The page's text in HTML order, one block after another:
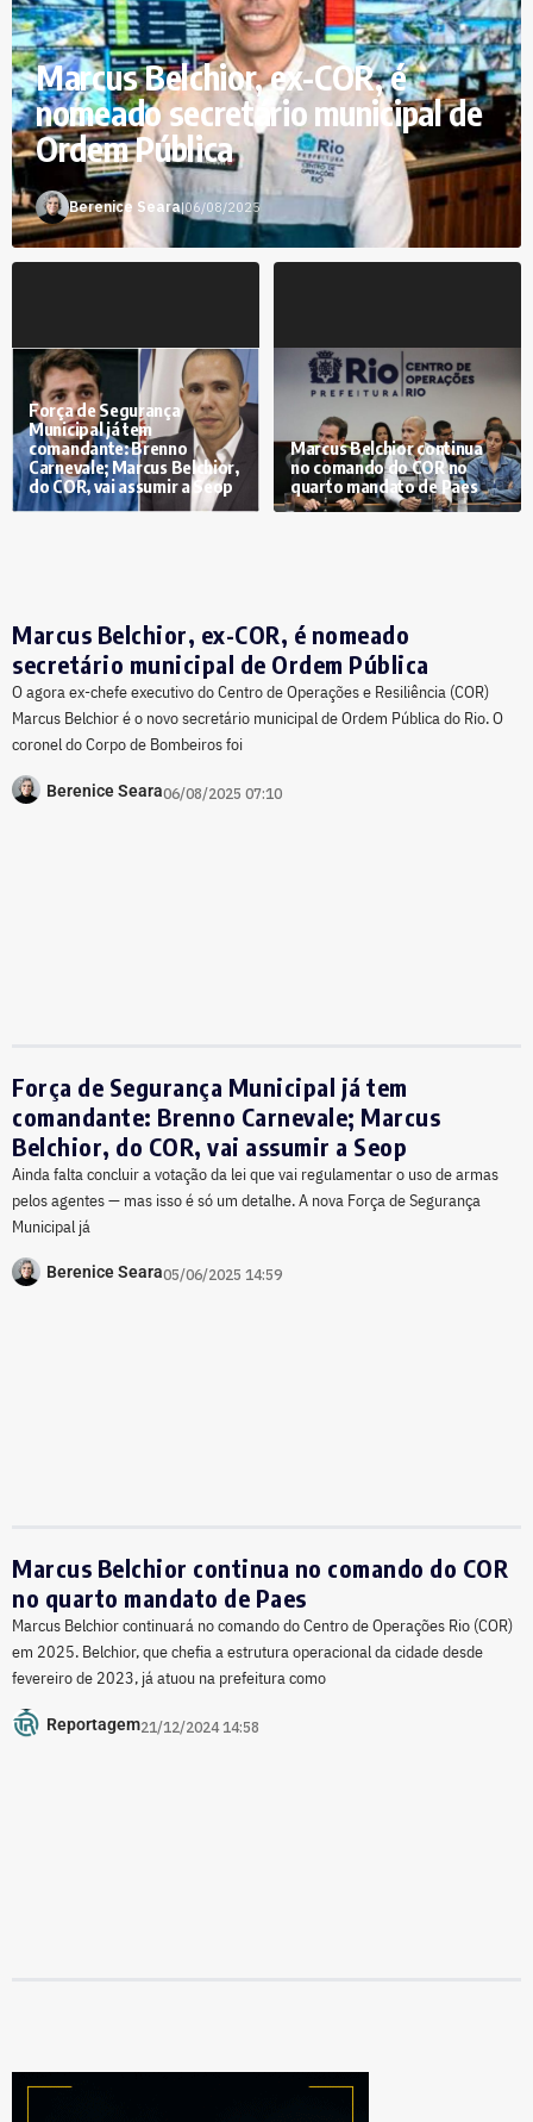
Marcus Belchior, ex-COR, é
nomeado secretário municipal de
Ordem Pública
Berenice Seara|06/08/2025
Força de Segurança
Municipal já tem
comandante: Brenno
Carnevale; Marcus Belchior,
do COR, vai assumir a Seop
Marcus Belchior continua
no comando do COR no
quarto mandato de Paes
Marcus Belchior, ex-COR, é nomeado
secretário municipal de Ordem Pública
O agora ex-chefe executivo do Centro de Operações e Resiliência (COR)
Marcus Belchior é o novo secretário municipal de Ordem Pública do Rio. O
coronel do Corpo de Bombeiros foi
Berenice Seara06/08/2025 07:10
Força de Segurança Municipal já tem
comandante: Brenno Carnevale; Marcus
Belchior, do COR, vai assumir a Seop
Ainda falta concluir a votação da lei que vai regulamentar o uso de armas
pelos agentes — mas isso é só um detalhe. A nova Força de Segurança
Municipal já
Berenice Seara05/06/2025 14:59
Marcus Belchior continua no comando do COR
no quarto mandato de Paes
Marcus Belchior continuará no comando do Centro de Operações Rio (COR)
em 2025. Belchior, que chefia a estrutura operacional da cidade desde
fevereiro de 2023, já atuou na prefeitura como
Reportagem21/12/2024 14:58